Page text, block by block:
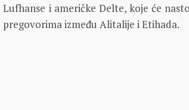
Lufhanse i američke Delte, koje će
pregovorima između Alitalije i Etihada.